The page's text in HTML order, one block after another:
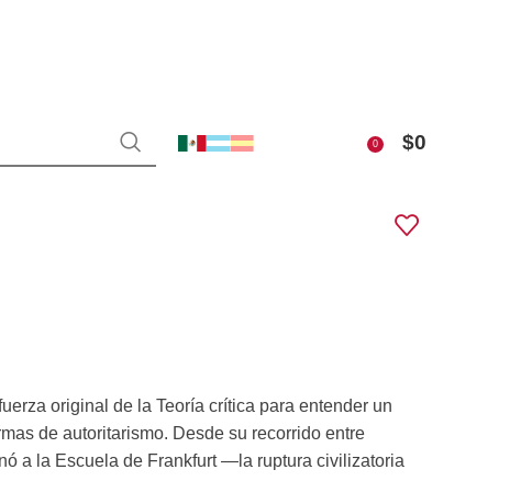
0 $0
original de la Teoría crítica para entender un
de autoritarismo. Desde su recorrido entre
a la Escuela de Frankfurt —la ruptura civilizatoria